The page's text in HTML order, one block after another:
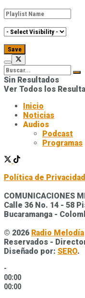
Sin Resultados
Ver Todos los
Inicio
Noticias
Audios
Podcast
Programas
Política de Privacidad
COMUNICACIONES
Calle 36 No. 14 - 58
Bucaramanga -
© 2026 Radio Melodía
Reservados -
Diseñado por: SERO.
-
00:00
00:00